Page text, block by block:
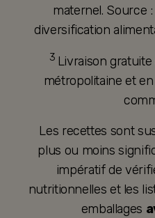
maternel. Source
diversification
3 Livraison
métropolitaine et
Les recettes sont
plus ou moins
impératif de
nutritionnelles et les
emballages